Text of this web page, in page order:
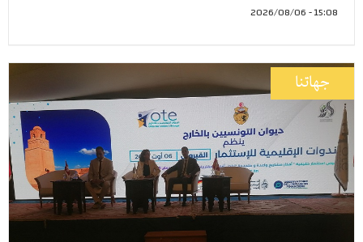
15:08 - 2026/08/06
جهاتنا